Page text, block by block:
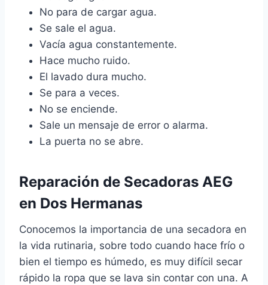
No para de cargar agua.
Se sale el agua.
Vacía agua constantemente.
Hace mucho ruido.
El lavado dura mucho.
Se para a veces.
No se enciende.
Sale un mensaje de error o alarma.
La puerta no se abre.
Reparación de Secadoras AEG
en Dos Hermanas
Conocemos la importancia de una secadora en
la vida rutinaria, sobre todo cuando hace frío o
bien el tiempo es húmedo, es muy difícil secar
rápido la ropa que se lava sin contar con una. A